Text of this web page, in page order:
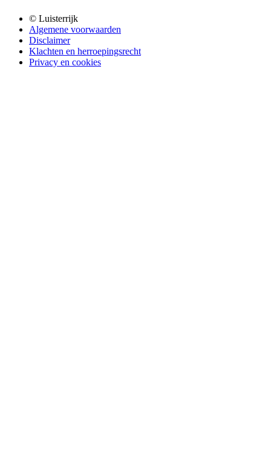
© Luisterrijk
Algemene voorwaarden
Disclaimer
Klachten en herroepingsrecht
Privacy en cookies